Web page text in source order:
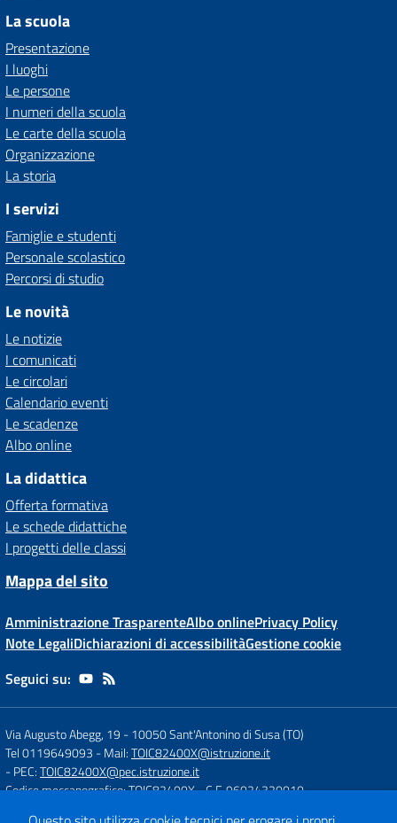
La scuola
Presentazione
I luoghi
Le persone
I numeri della scuola
Le carte della scuola
Organizzazione
La storia
I servizi
Famiglie e studenti
Personale scolastico
Percorsi di studio
Le novità
Le notizie
I comunicati
Le circolari
Calendario eventi
Le scadenze
Albo online
La didattica
Offerta formativa
Le schede didattiche
I progetti delle classi
Mappa del sito
Amministrazione TrasparenteAlbo onlinePrivacy Policy
Note LegaliDichiarazioni di accessibilitàGestione cookie
Seguici su:
Via Augusto Abegg, 19 -10050 Sant'Antonino di Susa (TO)
Tel 0119649093 - Mail:TOIC82400X@istruzione.it
- PEC:TOIC82400X@pec.istruzione.it
Codice meccanografico: TOIC82400X- C.F. 96024320010